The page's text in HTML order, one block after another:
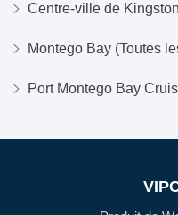
Centre-ville de Kingston
Montego Bay (Toutes
Port Montego Bay